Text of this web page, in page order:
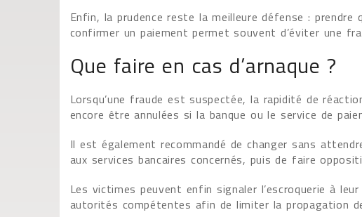
Enfin, la prudence reste la meilleure défense :
confirmer un paiement permet souvent d’éviter une
Que faire en cas d’arnaque ?
Lorsqu’une fraude est suspectée, la rapidité de
encore être annulées si la banque ou le service de
Il est également recommandé de changer sans
aux services bancaires concernés, puis de faire
Les victimes peuvent enfin signaler l’escroquerie à
autorités compétentes afin de limiter la propagation